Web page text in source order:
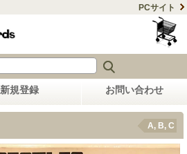
PCサイト
新規登録 お問い合わせ
A, B, C